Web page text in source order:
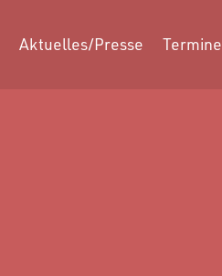
Aktuelles/Presse Termine